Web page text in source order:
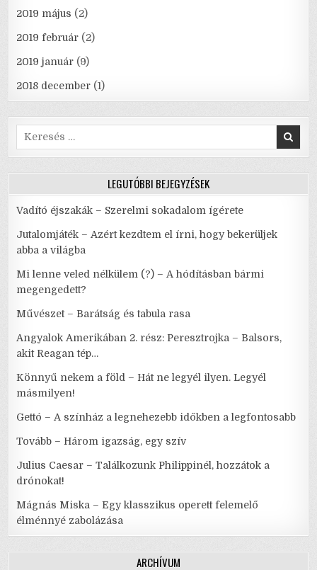
2019 május (2)
2019 február (2)
2019 január (9)
2018 december (1)
Search
for:
LEGUTÓBBI BEJEGYZÉSEK
Vadító éjszakák – Szerelmi sokadalom ígérete
Jutalomjáték – Azért kezdtem el írni, hogy bekerüljek
abba a világba
Mi lenne veled nélkülem (?) – A hódításban bármi
megengedett?
Művészet – Barátság és tabula rasa
Angyalok Amerikában 2. rész: Peresztrojka – Balsors,
akit Reagan tép…
Könnyű nekem a föld – Hát ne legyél ilyen. Legyél
másmilyen!
Gettó – A színház a legnehezebb időkben a legfontosabb
Tovább – Három igazság, egy szív
Julius Caesar – Találkozunk Philippinél, hozzátok a
drónokat!
Mágnás Miska – Egy klasszikus operett felemelő
élménnyé zabolázása
ARCHÍVUM